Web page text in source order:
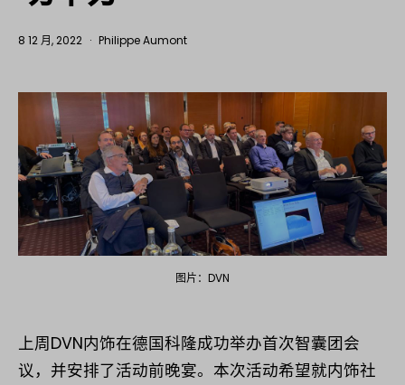
8 12 月, 2022 Philippe Aumont
图片：DVN
上周DVN内饰在德国科隆成功举办首次智囊团会
议，并安排了活动前晚宴。本次活动希望就内饰社